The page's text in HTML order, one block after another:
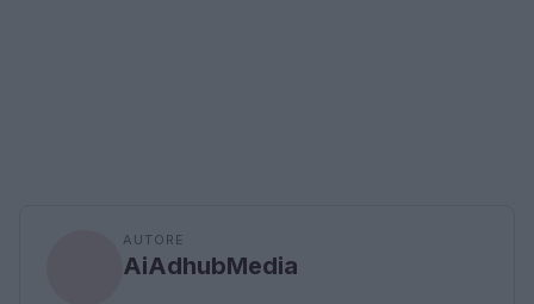
AUTORE
AiAdhubMedia